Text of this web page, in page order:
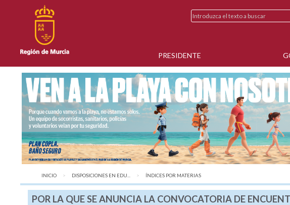
PRESIDENTE
INICIO DISPOSICIONES EN EDU... AQUÍ:
ÍNDICES POR MATERIAS
POR LA QUE SE ANUNCIA LA CONVOCATORIA DE